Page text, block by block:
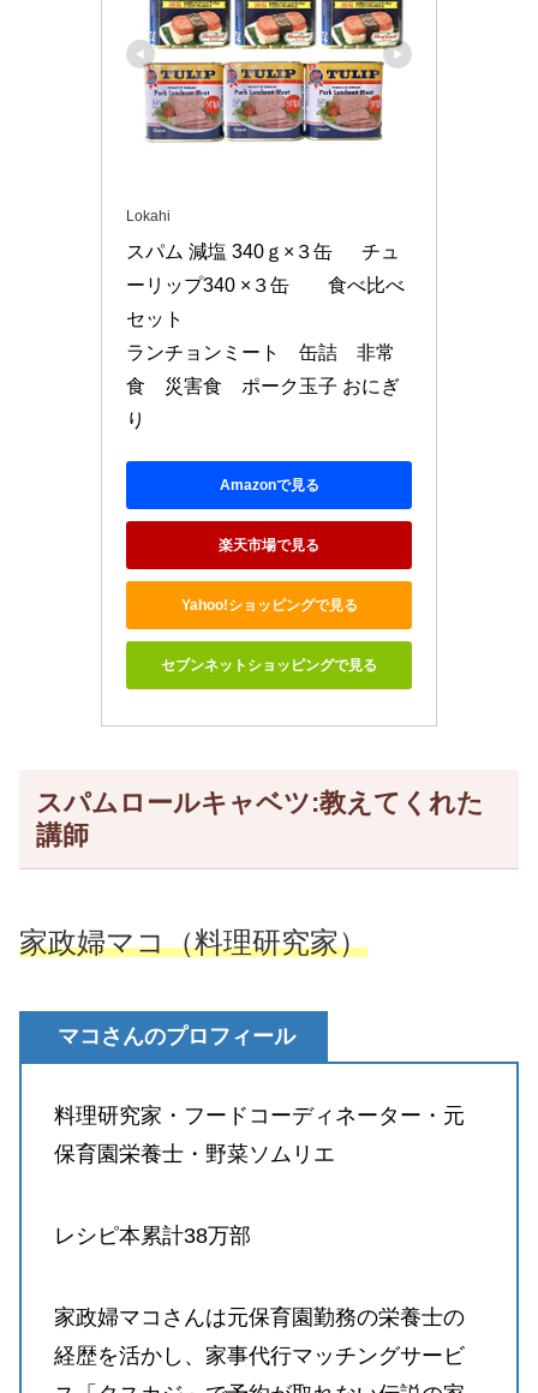
Lokahi
スパム 減塩 340ｇ×３缶 　 チュ
ーリップ340 ×３缶　　食べ比べ
セット
ランチョンミート　缶詰　非常
食　災害食　ポーク玉子 おにぎ
り
Amazonで見る
楽天市場で見る
Yahoo!ショッピングで見る
セブンネットショッピングで見る
スパムロールキャベツ:教えてくれた
講師
家政婦マコ（料理研究家）
マコさんのプロフィール
料理研究家・フードコーディネーター・元
保育園栄養士・野菜ソムリエ
レシピ本累計38万部
家政婦マコさんは元保育園勤務の栄養士の
経歴を活かし、家事代行マッチングサービ